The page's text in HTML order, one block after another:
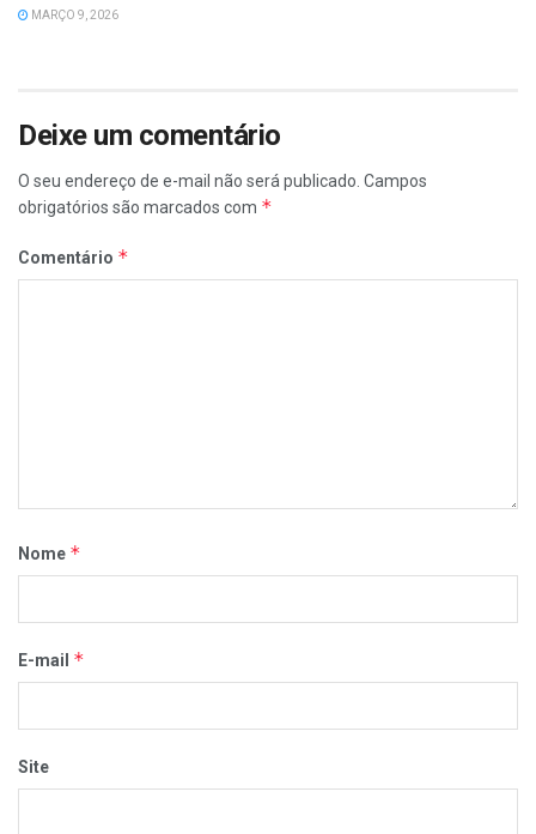
MARÇO 9, 2026
Deixe um comentário
O seu endereço de e-mail não será publicado. Campos
obrigatórios são marcados com *
Comentário *
Nome *
E-mail *
Site